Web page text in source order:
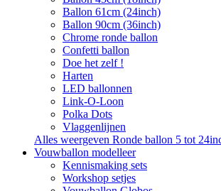
Ballon 61cm (24inch)
Ballon 90cm (36inch)
Chrome ronde ballon
Confetti ballon
Doe het zelf !
Harten
LED ballonnen
Link-O-Loon
Polka Dots
Vlaggenlijnen
Alles weergeven Ronde ballon 5 tot
Vouwballon modelleer
Kennismaking sets
Workshop setjes